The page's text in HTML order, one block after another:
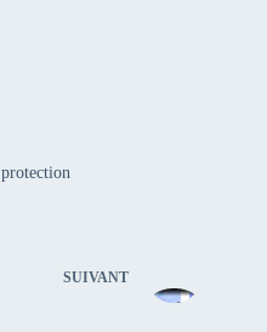
protection
SUIVANT